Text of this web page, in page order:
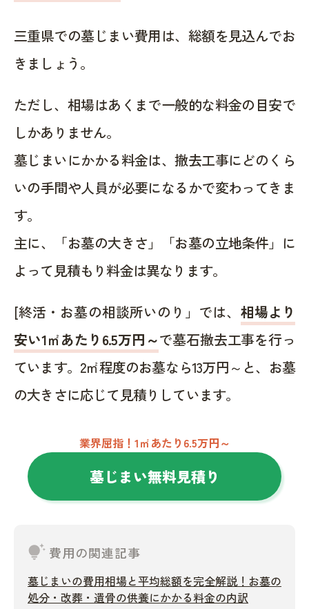
三重県での墓じまい費用は、総額を見込んでお
きましょう。
ただし、相場はあくまで一般的な料金の目安で
しかありません。
墓じまいにかかる料金は、撤去工事にどのくら
いの手間や人員が必要になるかで変わってきま
す。
主に、「お墓の大きさ」「お墓の立地条件」に
よって見積もり料金は異なります。
[終活・お墓の相談所いのり」では、 相場より
安い1㎡あたり6.5万円～で墓石撤去工事を行っ
ています。2㎡程度のお墓なら13万円～と、お墓
の大きさに応じて見積りしています。
業界屈指！1㎡あたり6.5万円～
墓じまい無料見積り
tips_and_updates 費用の関連記事
墓じまいの費用相場と平均総額を完全解説！お墓の
処分・改葬・遺骨の供養にかかる料金の内訳